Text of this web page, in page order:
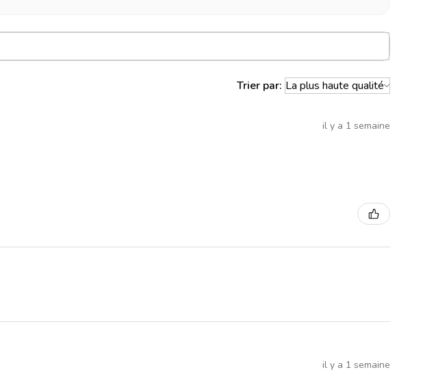
Trier par:
il y a 1 semaine
il y a 1 semaine